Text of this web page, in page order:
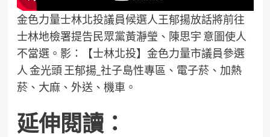
金色力量士林北投議員候選人王郁揚放話將前往
士林地檢署提告民眾黨黃瀞瑩、陳思宇 意圖使人
不當選。影：【士林北投】金色力量市議員參選
人 金光頭 王郁揚_社子島性專區、電子菸、加熱
菸、大麻、外送、機車。
延伸閱讀：